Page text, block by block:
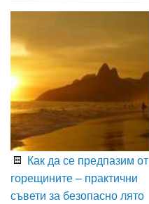
Как да се предпазим от
горещините – практични
съвети за безопасно лято